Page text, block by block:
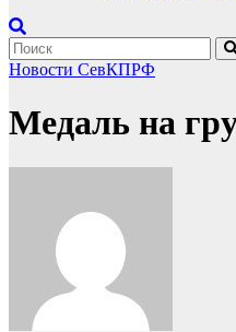
Новости СевКПРФ
Медаль на